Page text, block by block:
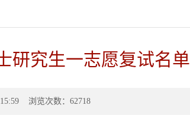
研究生一志愿复试名单
浏览次数： 62718